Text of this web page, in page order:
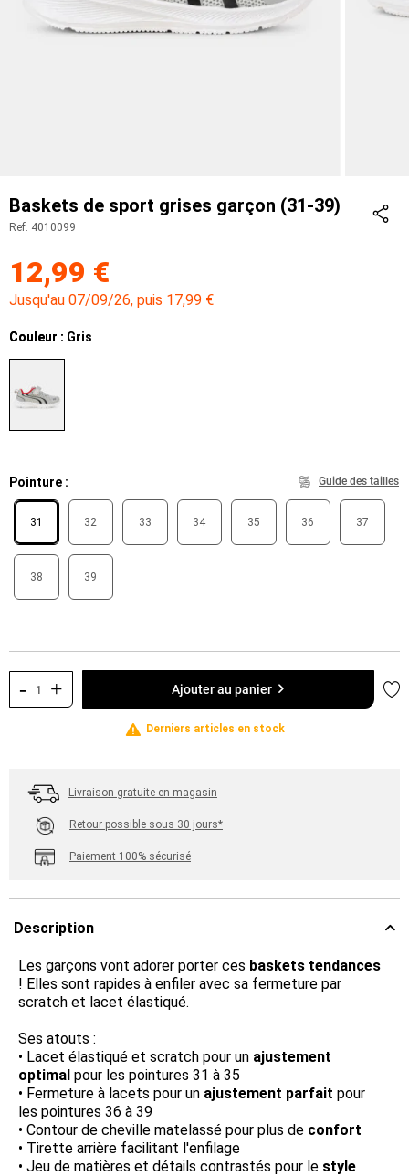
Baskets de sport grises garçon (31-39)
Ref. 4010099
12,99 €
Jusqu'au 07/09/26, puis 17,99 €
Couleur
Couleur : Gris
Pointure Guide des tailles
31 32 33 34 35 36 37
38 39
- + Ajouter au panier
Derniers articles en stock
Livraison gratuite en magasin
Retour possible sous 30 jours*
Paiement 100% sécurisé
Description
Les garçons vont adorer porter ces baskets tendances
! Elles sont rapides à enfiler avec sa fermeture par
scratch et lacet élastiqué.
Ses atouts :
• Lacet élastiqué et scratch pour un ajustement
optimal pour les pointures 31 à 35
• Fermeture à lacets pour un ajustement parfait pour
les pointures 36 à 39
• Contour de cheville matelassé pour plus de confort
• Tirette arrière facilitant l'enfilage
• Jeu de matières et détails contrastés pour le style